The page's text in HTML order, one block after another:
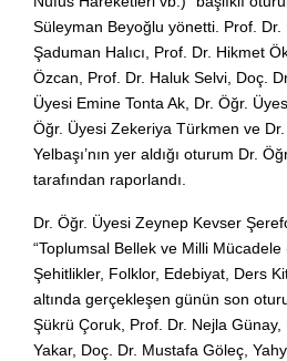
Süleyman Beyoğlu yönetti. Prof. Dr.
Şaduman Halıcı, Prof. Dr. Hikmet
Özcan, Prof. Dr. Haluk Selvi, Doç.
Üyesi Emine Tonta Ak, Dr. Öğr.
Öğr. Üyesi Zekeriya Türkmen ve
Yelbaşı’nın yer aldığı oturum Dr.
tarafından raporlandı.
Dr. Öğr. Üyesi Zeynep Kevser
“Toplumsal Bellek ve Milli Mücadele
Şehitlikler, Folklor, Edebiyat, Ders
altında gerçekleşen günün son
Şükrü Çoruk, Prof. Dr. Nejla
Yakar, Doç. Dr. Mustafa Göleç,